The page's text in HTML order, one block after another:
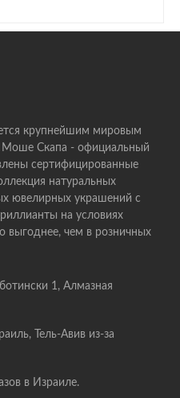
крупнейшим мировым
Моше Скапа - официальный
сертифицированные
натуральных
ювелирных украшений с
на условиях
выгоднее, чем в розничных
1, Алмазная
Тель-Авив из-за
в Израиле.